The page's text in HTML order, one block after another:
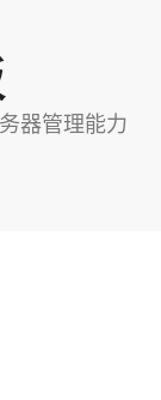
器管理能力